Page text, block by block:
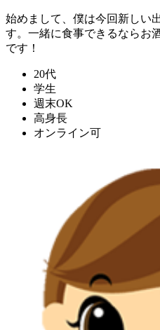
始めまして、僕は今回新しい
す。一緒に食事できるならお
です！
20代
学生
週末OK
高身長
オンライン可